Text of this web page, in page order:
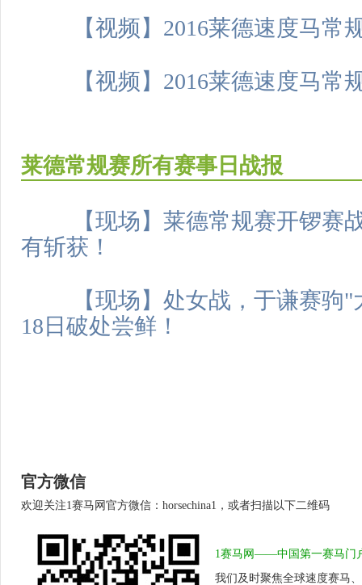
【视频】2016莱德速度马常
【视频】2016莱德速度马常
莱德常规赛所有赛事日战报
【现场】莱德常规赛开锣赛
有斩获！
【现场】处女战，于谦赛驹
18日破处尝鲜！
官方微信
欢迎关注1赛马网官方微信：horsechina1，或者扫描以下二维码
1赛马网——中国第一赛马门
我们及时聚焦全球速度赛马